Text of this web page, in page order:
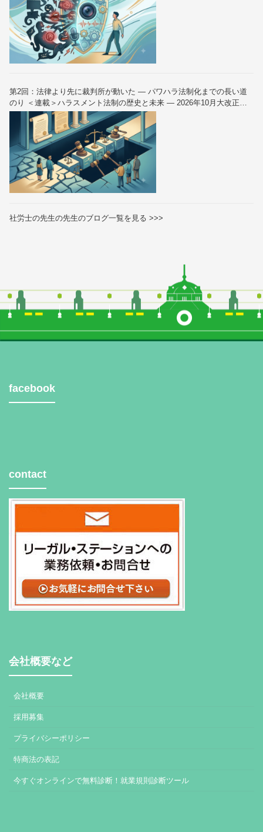
第2回：法律より先に裁判所が動いた — パワハラ法制化までの長い道
のり ＜連載＞ハラスメント法制の歴史と未来 — 2026年10月大改正を
読み解く（全6回）
社労士の先生の先生のブログ一覧を見る >>>
facebook
contact
会社概要など
会社概要
採用募集
プライバシーポリシー
特商法の表記
今すぐオンラインで無料診断！就業規則診断ツール